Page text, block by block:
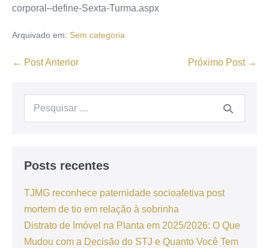
corporal–define-Sexta-Turma.aspx
Arquivado em: Sem categoria
← Post Anterior Próximo Post →
Posts recentes
TJMG reconhece paternidade socioafetiva post
mortem de tio em relação à sobrinha
Distrato de Imóvel na Planta em 2025/2026: O Que
Mudou com a Decisão do STJ e Quanto Você Tem